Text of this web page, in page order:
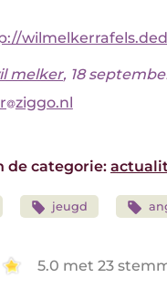
melker, 18
ziggo.nl
de categorie:
jeugd
5.0 met 23